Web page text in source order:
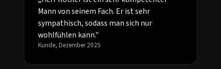
Mann von seinem Fach. Er ist sehr
sympathisch, sodass man sich nur
wohlfühlen kann."
Kunde, Dezember 2025